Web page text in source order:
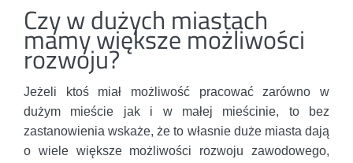
Czy w dużych miastach
mamy większe możliwości
rozwoju?
Jeżeli ktoś miał możliwość pracować zarówno w
dużym mieście jak i w małej mieścinie, to bez
zastanowienia wskaże, że to własnie duże miasta dają
o wiele większe możliwości rozwoju zawodowego,